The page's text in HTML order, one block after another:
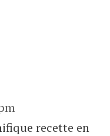
recette en